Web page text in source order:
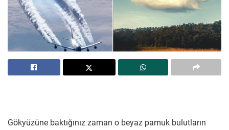
Gökyüzüne baktığınız zaman o beyaz pamuk bulutların